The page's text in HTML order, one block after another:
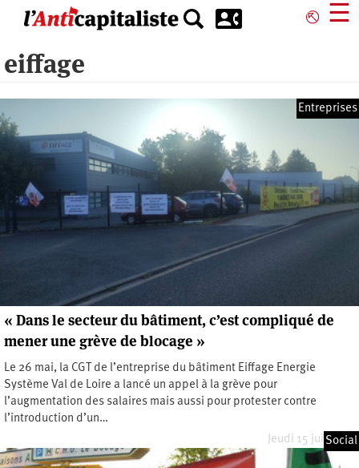
principal
⎋ ☰
eiffage
Entreprises
« Dans le secteur du bâtiment, c’est compliqué de
mener une grève de blocage »
Le 26 mai, la CGT de l’entreprise du bâtiment Eiffage Energie
Système Val de Loire a lancé un appel à la grève pour
l’augmentation des salaires mais aussi pour protester contre
l’introduction d’un…
Jeudi 15 juin 2023
Social